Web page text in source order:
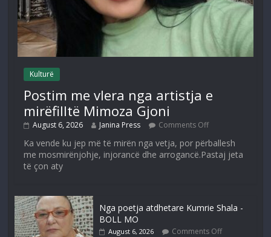
Kulturë
Postim me vlera nga artistja e
mirëfilltë Mimoza Gjoni
August 6, 2026 Janina Press Comments Off
Ka vende ku jep më të mirën nga vetja, por përballesh
me mosmirënjohje, injorancë dhe arrogancë.Pastaj jeta
të çon aty
Nga poetja atdhetare Kumrie Shala -
BOLL MO
August 6, 2026 Comments Off